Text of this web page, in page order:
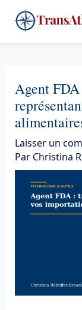
au
contenu
Agent
Laisser un
Par Christina